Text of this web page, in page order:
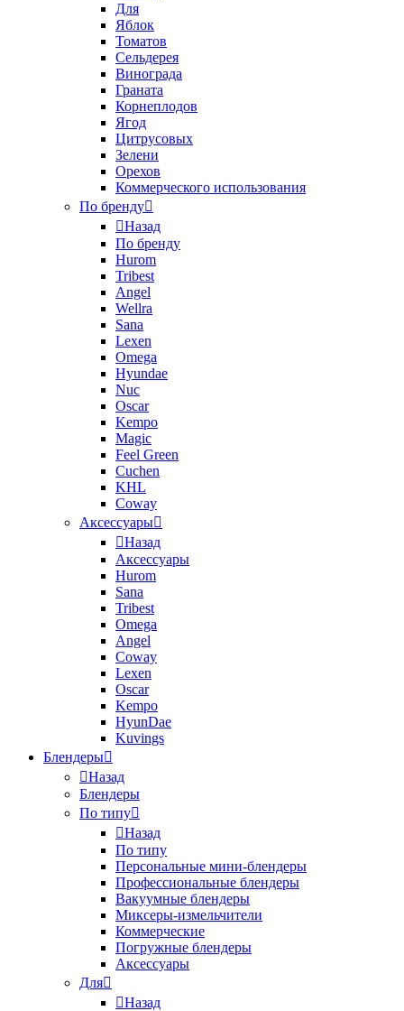
Для
Яблок
Томатов
Cельдерея
Винограда
Граната
Корнеплодов
Ягод
Цитрусовых
Зелени
Орехов
Коммерческого использования
По бренду
Назад
По бренду
Hurom
Tribest
Angel
Wellra
Sana
Lexen
Omega
Hyundae
Nuc
Oscar
Kempo
Magic
Feel Green
Cuchen
KHL
Coway
Аксессуары
Назад
Аксессуары
Hurom
Sana
Tribest
Omega
Angel
Coway
Lexen
Oscar
Kempo
HyunDae
Kuvings
Блендеры
Назад
Блендеры
По типу
Назад
По типу
Персональные мини-блендеры
Профессиональные блендеры
Вакуумные блендеры
Миксеры-измельчители
Коммерческие
Погружные блендеры
Аксессуары
Для
Назад